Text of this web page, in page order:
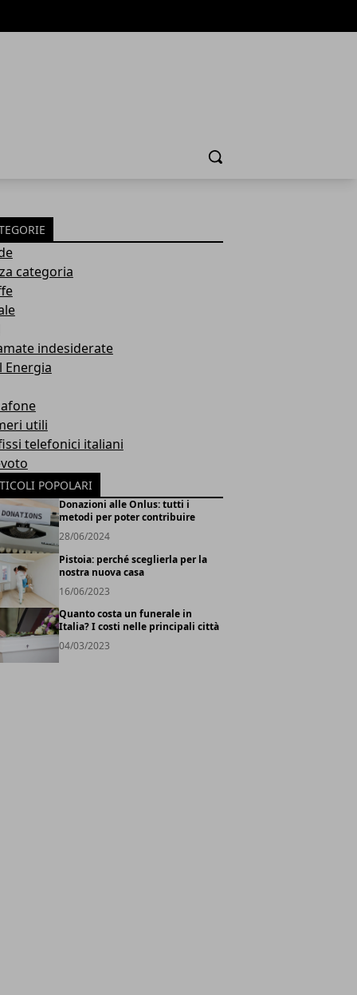
Cerca
categoria
indesiderate
Energia
utili
telefonici italiani
POPOLARI
Donazioni alle Onlus: tutti i
metodi per poter contribuire
28/06/2024
Pistoia: perché sceglierla per la
nostra nuova casa
16/06/2023
Quanto costa un funerale in
Italia? I costi nelle principali città
04/03/2023